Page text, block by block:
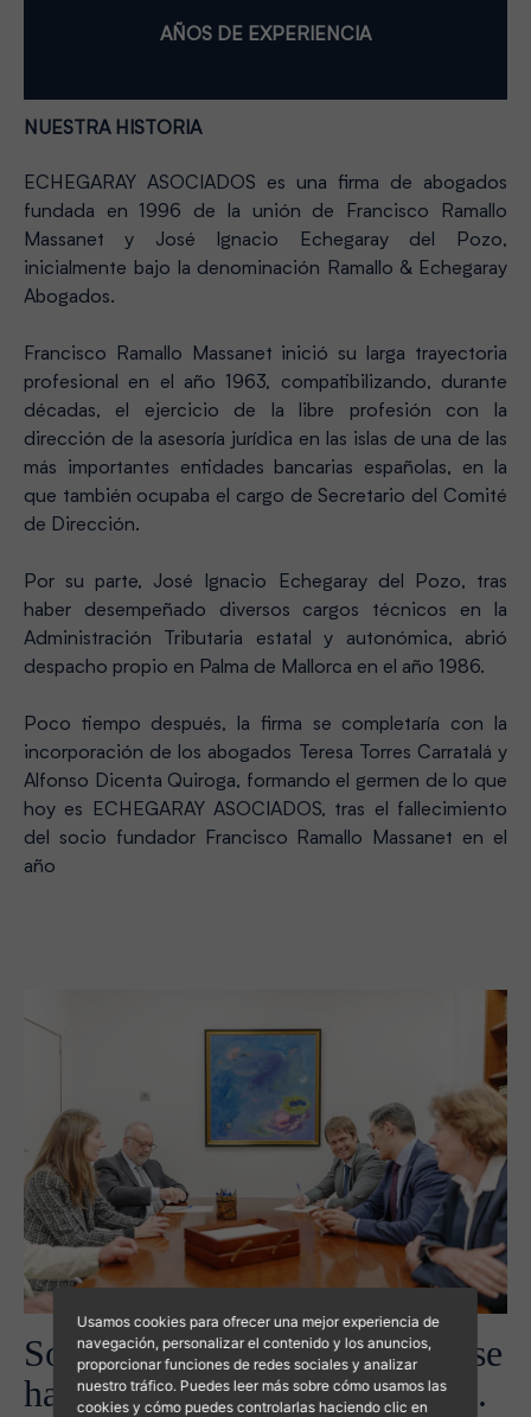
NUESTRA HISTORIA
ECHEGARAY ASOCIADOS es una firma de abogados
fundada en 1996 de la unión de Francisco Ramallo
Massanet y José Ignacio Echegaray del Pozo,
inicialmente bajo la denominación Ramallo & Echegaray
Abogados.
Francisco Ramallo Massanet inició su larga trayectoria
profesional en el año 1963, compatibilizando, durante
décadas, el ejercicio de la libre profesión con la
dirección de la asesoría jurídica en las islas de una de las
más importantes entidades bancarias españolas, en la
que también ocupaba el cargo de Secretario del Comité
de Dirección.
Por su parte, José Ignacio Echegaray del Pozo, tras
haber desempeñado diversos cargos técnicos en la
Administración Tributaria estatal y autonómica, abrió
despacho propio en Palma de Mallorca en el año 1986.
Poco tiempo después, la firma se completaría con la
incorporación de los abogados Teresa Torres Carratalá y
Alfonso Dicenta Quiroga, formando el germen de lo que
hoy es ECHEGARAY ASOCIADOS, tras el fallecimiento
del socio fundador Francisco Ramallo Massanet en el
año
AÑOS DE EXPERIENCIA
Son muchos los cambios que se
han producido desde entonces.
Usamos cookies para ofrecer una mejor experiencia de
navegación, personalizar el contenido y los anuncios,
proporcionar funciones de redes sociales y analizar
nuestro tráfico. Puedes leer más sobre cómo usamos las
cookies y cómo puedes controlarlas haciendo clic en